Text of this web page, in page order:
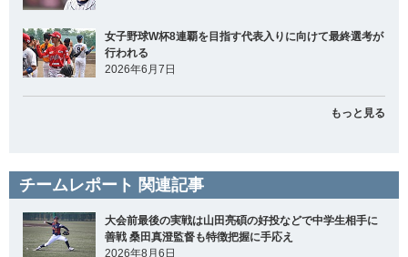
女子野球W杯8連覇を目指す代表入りに向けて最終選考が
行われる
2026年6月7日
もっと見る
チームレポート 関連記事
大会前最後の実戦は山田亮碩の好投などで中学生相手に
善戦 桑田真澄監督も特徴把握に手応え
2026年8月6日